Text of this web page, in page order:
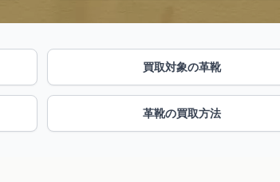
買取対象の革靴
革靴の買取方法